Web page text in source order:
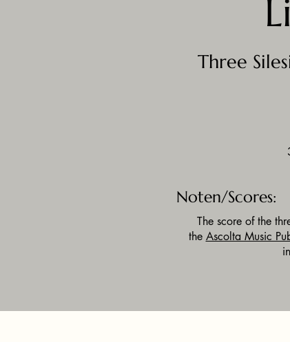
Three
Noten/Scores:
The score of the
the Ascolta Music